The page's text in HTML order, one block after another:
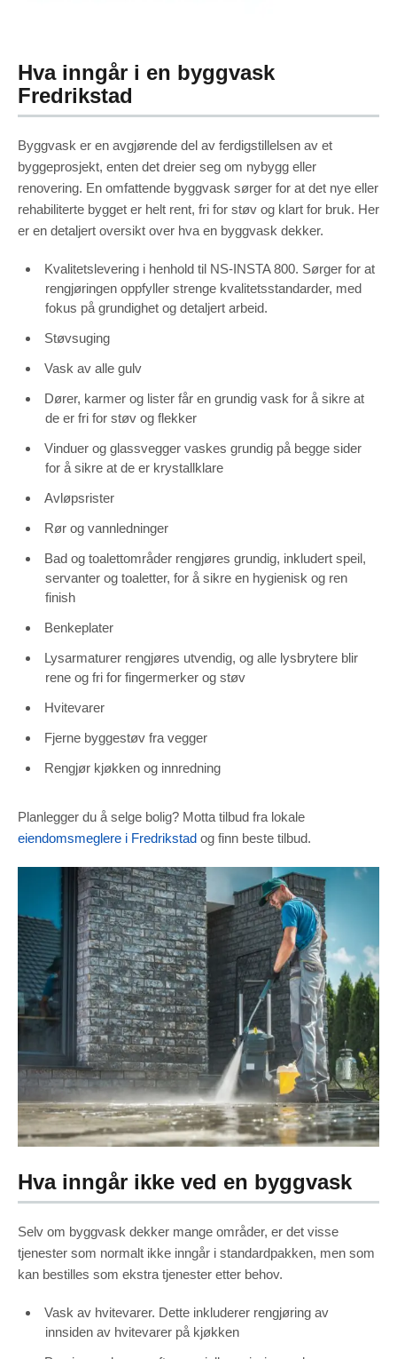
Hva inngår i en byggvask
Fredrikstad
Byggvask er en avgjørende del av ferdigstillelsen av et
byggeprosjekt, enten det dreier seg om nybygg eller
renovering. En omfattende byggvask sørger for at det nye eller
rehabiliterte bygget er helt rent, fri for støv og klart for bruk. Her
er en detaljert oversikt over hva en byggvask dekker.
Kvalitetslevering i henhold til NS-INSTA 800. Sørger for at
rengjøringen oppfyller strenge kvalitetsstandarder, med
fokus på grundighet og detaljert arbeid.
Støvsuging
Vask av alle gulv
Dører, karmer og lister får en grundig vask for å sikre at
de er fri for støv og flekker
Vinduer og glassvegger vaskes grundig på begge sider
for å sikre at de er krystallklare
Avløpsrister
Rør og vannledninger
Bad og toalettområder rengjøres grundig, inkludert speil,
servanter og toaletter, for å sikre en hygienisk og ren
finish
Benkeplater
Lysarmaturer rengjøres utvendig, og alle lysbrytere blir
rene og fri for fingermerker og støv
Hvitevarer
Fjerne byggestøv fra vegger
Rengjør kjøkken og innredning
Planlegger du å selge bolig? Motta tilbud fra lokale
eiendomsmeglere i Fredrikstad og finn beste tilbud.
Hva inngår ikke ved en byggvask
Selv om byggvask dekker mange områder, er det visse
tjenester som normalt ikke inngår i standardpakken, men som
kan bestilles som ekstra tjenester etter behov.
Vask av hvitevarer. Dette inkluderer rengjøring av
innsiden av hvitevarer på kjøkken